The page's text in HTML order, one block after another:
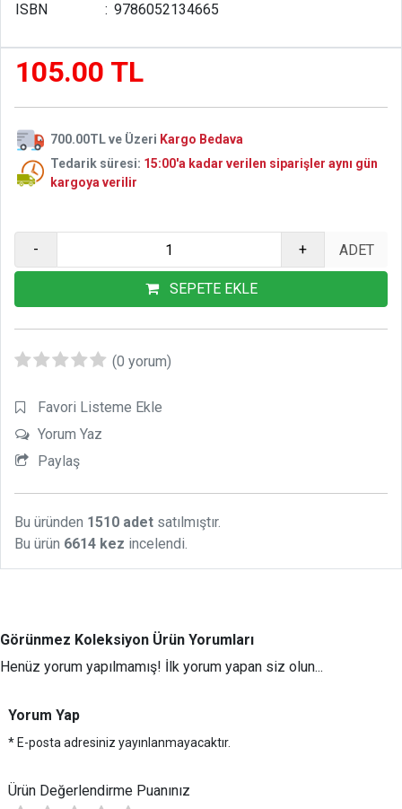
ISBN
: 9786052134665
105.00 TL
700.00TL ve Üzeri Kargo Bedava
Tedarik süresi: 15:00'a kadar verilen siparişler aynı gün
kargoya verilir
- +
SEPETE EKLE
(0 yorum)
Favori Listeme Ekle
Yorum Yaz
Paylaş
Bu üründen 1510 adet satılmıştır.
Bu ürün 6614 kez incelendi.
Görünmez Koleksiyon Ürün Yorumları
Henüz yorum yapılmamış! İlk yorum yapan siz olun...
Yorum Yap
* E-posta adresiniz yayınlanmayacaktır.
Ürün Değerlendirme Puanınız